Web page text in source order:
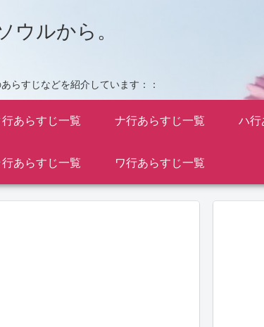
ウルから。
らすじなどを紹介しています：：
行あらすじ一覧 ナ行あらすじ一覧 ハ行
行あらすじ一覧 ワ行あらすじ一覧